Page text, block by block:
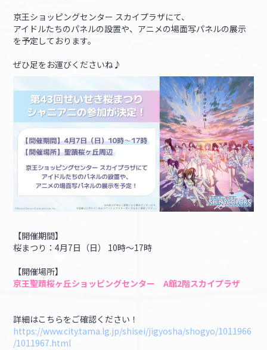
京王ショッピングセンター スカイプラザにて、
アイドルたちのパネルの設置や、アニメの場面写パネルの展示
を予定しております。
ぜひ足をお運びくださいね♪
【開催期間】
桜まつり：4月7日（日） 10時～17時
【開催場所】
京王聖蹟桜ヶ丘ショッピングセンター A館2階スカイプラザ
詳細はこちらをご確認ください！
https://www.city.tama.lg.jp/shisei/jigyosha/shogyo/1011966
/1011967.html